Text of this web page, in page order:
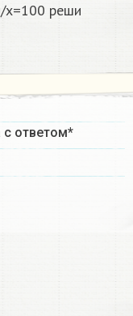
x=100 реши
с ответом*